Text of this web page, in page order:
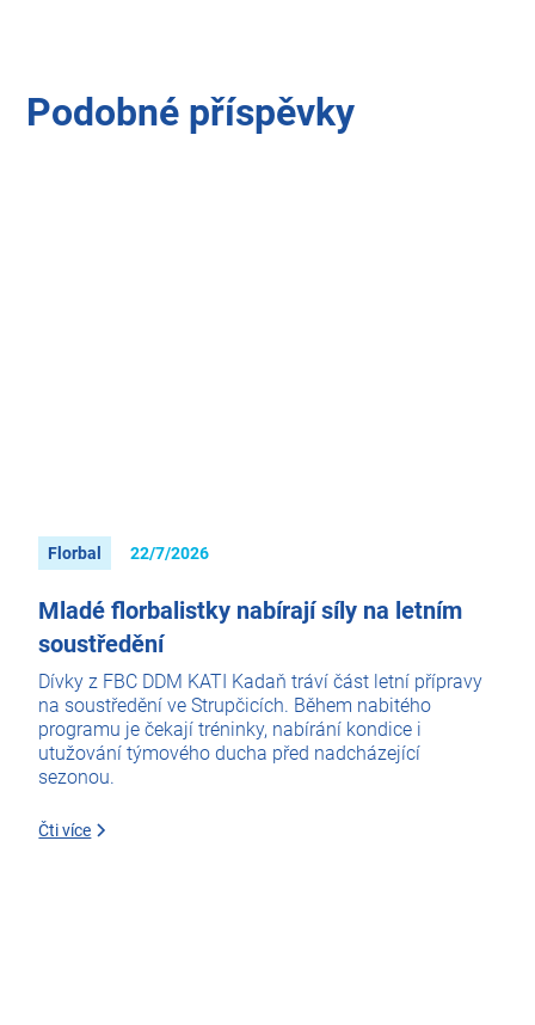
Podobné příspěvky
Florbal 22/7/2026
Mladé florbalistky nabírají síly na letním
soustředění
Dívky z FBC DDM KATI Kadaň tráví část letní přípravy
na soustředění ve Strupčicích. Během nabitého
programu je čekají tréninky, nabírání kondice i
utužování týmového ducha před nadcházející
sezonou.
Čti více